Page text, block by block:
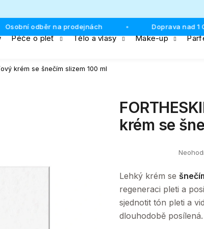
Osobní odběr na prodejnách Doprava nad 1
Péče o pleť Tělo a vlasy Make-up
krém se šnečím slizem 100 ml
produktu
je
z
5
hvězdiček.
krém se
Lehký krém se
regeneraci pleti a
sjednotit tón pleti a
dlouhodobě posílená.